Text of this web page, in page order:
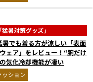
暑対策グッズ」
暑でも着る方が涼しい「表面
ェア」をレビュー！“腕だけ
気化冷却機能が凄い
ッション